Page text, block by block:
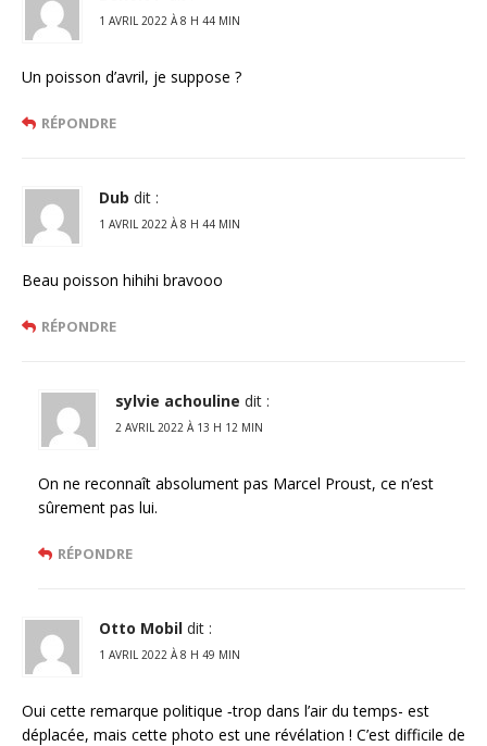
1 AVRIL 2022 À 8 H 44 MIN
Un poisson d’avril, je suppose ?
RÉPONDRE
Dub dit :
1 AVRIL 2022 À 8 H 44 MIN
Beau poisson hihihi bravooo
RÉPONDRE
sylvie achouline dit :
2 AVRIL 2022 À 13 H 12 MIN
On ne reconnaît absolument pas Marcel Proust, ce n’est
sûrement pas lui.
RÉPONDRE
Otto Mobil dit :
1 AVRIL 2022 À 8 H 49 MIN
Oui cette remarque politique ‑trop dans l’air du temps- est
déplacée, mais cette photo est une révélation ! C’est difficile de